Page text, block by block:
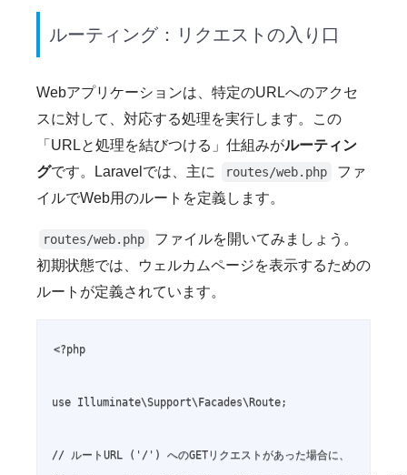
ルーティング：リクエストの入り口
Webアプリケーションは、特定のURLへのアクセ
スに対して、対応する処理を実行します。この
「URLと処理を結びつける」仕組みがルーティン
グです。Laravelでは、主に routes/web.php
ファ
イルでWeb用のルートを定義します。
routes/web.php
ファイルを開いてみましょう。
初期状態では、ウェルカムページを表示するための
ルートが定義されています。
<?php
use Illuminate\Support\Facades\Route;
// ルートURL ('/') へのGETリクエストがあった場合に、